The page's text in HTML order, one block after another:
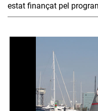
estat finançat pel